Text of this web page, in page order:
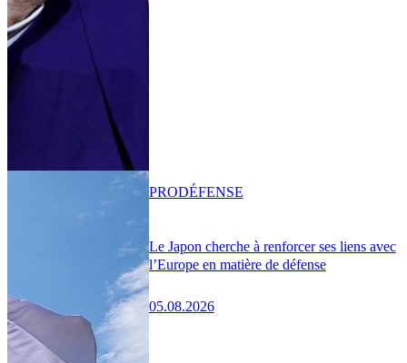
Le Japon cherche à renforcer ses liens avec
l’Europe en matière de défense
05.08.2026
PRODÉFENSE